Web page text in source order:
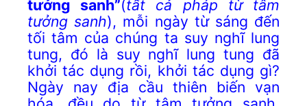
tưởng sanh”(tất cả pháp từ tâm
tưởng sanh), mỗi ngày từ sáng đến
tối tâm của chúng ta suy nghĩ lung
tung, đó là suy nghĩ lung tung đã
khởi tác dụng rồi, khởi tác dụng gì?
Ngày nay địa cầu thiên biến vạn